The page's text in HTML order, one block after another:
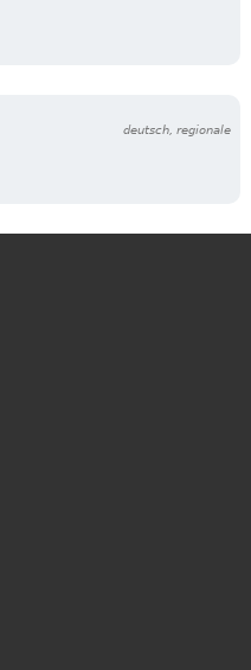
deutsch, regionale